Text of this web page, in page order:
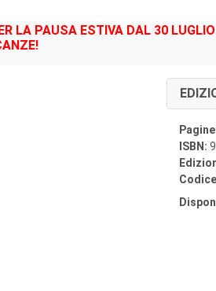
LA PAUSA ESTIVA DAL 30
ISBN: